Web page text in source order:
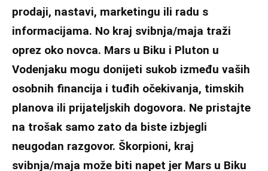
prodaji, nastavi, marketingu ili radu s
informacijama. No kraj svibnja/maja traži
oprez oko novca. Mars u Biku i Pluton u
Vodenjaku mogu donijeti sukob između vaših
osobnih financija i tuđih očekivanja, timskih
planova ili prijateljskih dogovora. Ne pristajte
na trošak samo zato da biste izbjegli
neugodan razgovor. Škorpioni, kraj
svibnja/maja može biti napet jer Mars u Biku